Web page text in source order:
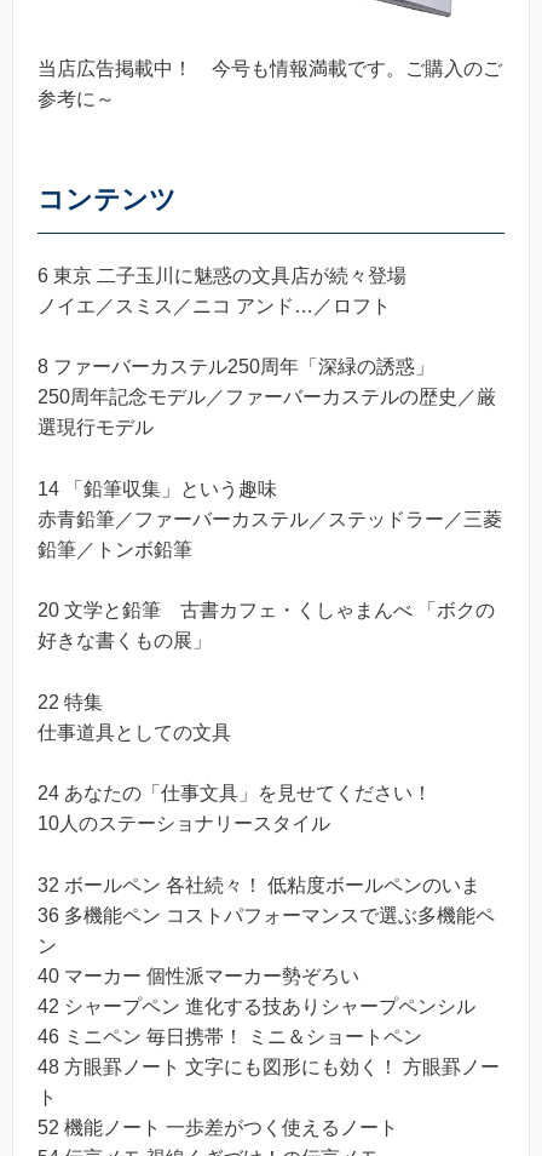
当店広告掲載中！ 今号も情報満載です。ご購入のご
参考に～
コンテンツ
6 東京 二子玉川に魅惑の文具店が続々登場
ノイエ／スミス／ニコ アンド…／ロフト
8 ファーバーカステル250周年「深緑の誘惑」
250周年記念モデル／ファーバーカステルの歴史／厳
選現行モデル
14 「鉛筆収集」という趣味
赤青鉛筆／ファーバーカステル／ステッドラー／三菱
鉛筆／トンボ鉛筆
20 文学と鉛筆 古書カフェ・くしゃまんべ 「ボクの
好きな書くもの展」
22 特集
仕事道具としての文具
24 あなたの「仕事文具」を見せてください！
10人のステーショナリースタイル
32 ボールペン 各社続々！ 低粘度ボールペンのいま
36 多機能ペン コストパフォーマンスで選ぶ多機能ペ
ン
40 マーカー 個性派マーカー勢ぞろい
42 シャープペン 進化する技ありシャープペンシル
46 ミニペン 毎日携帯！ ミニ＆ショートペン
48 方眼罫ノート 文字にも図形にも効く！ 方眼罫ノー
ト
52 機能ノート 一歩差がつく使えるノート